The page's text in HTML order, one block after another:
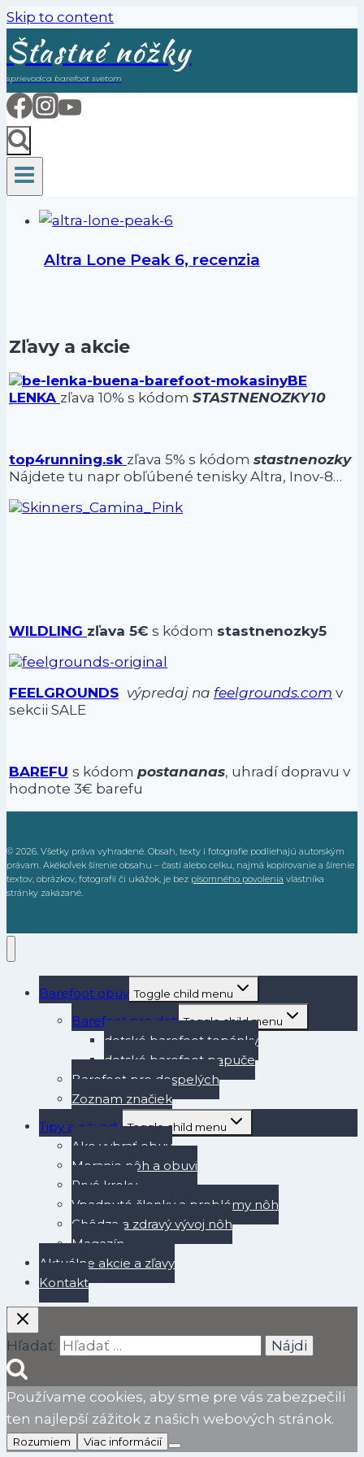
Skip to content
Šťastné nôžky
sprievodca barefoot svetom
Altra Lone Peak 6, recenzia
Zľavy a akcie
BE
LENKA zľava 10% s kódom STASTNENOZKY10
top4running.sk zľava 5% s kódom stastnenozky
Nájdete tu napr obľúbené tenisky Altra, Inov-8…
WILDLING zľava 5€ s kódom stastnenozky5
FEELGROUNDS výpredaj na feelgrounds.com v
sekcii SALE
BAREFU s kódom postananas, uhradí dopravu v
hodnote 3€ barefu
© 2026. Všetky práva vyhradené. Obsah, texty i fotografie podliehajú autorským
právam. Akékoľvek šírenie obsahu – častí alebo celku, najmä kopírovanie a šírenie
textov, obrázkov, fotografií či ukážok, je bez písomného povolenia vlastníka
stránky zakázané.
Barefoot obuv Toggle child menu
Barefoot pre deti Toggle child menu
detské barefoot topánky
detské barefoot papuče
Barefoot pre dospelých
Zoznam značiek
Tipy a návody Toggle child menu
Ako vybrať obuv
Meranie nôh a obuvi
Prvé kroky
Vpadnuté členky a problémy nôh
Chôdza a zdravý vývoj nôh
Magazín
Aktuálne akcie a zľavy
Kontakt
Hľadať:
Používame cookies, aby sme pre vás zabezpečili
ten najlepší zážitok z našich webových stránok.
Rozumiem Viac informácií